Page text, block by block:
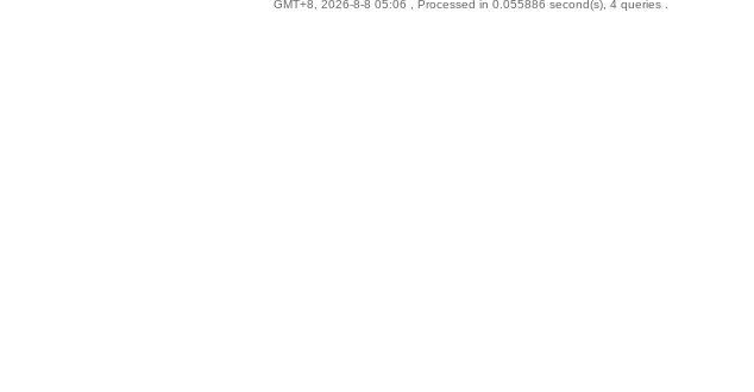
GMT+8, 2026-8-8 05:06 , Processed in 0.055886 second(s), 4 queries .